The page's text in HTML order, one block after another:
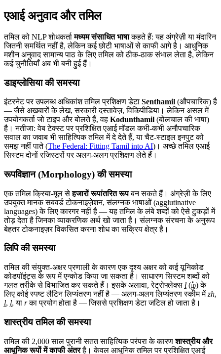
एआई अनुवाद और तमिल
तमिल को NLP शोधकर्तामध्यम संसाधित भाषाकहते हैं: यह अंग्रेज़ी या मंदारिन
जितनी समर्थित नहीं है, लेकिन कई छोटी भाषाओं से काफी आगे है। आधुनिक
मशीन अनुवाद सामान्य पाठ के लिए तमिल को ठीक-ठाक संभाल लेता है, लेकिन
कई चुनौतियाँ अब भी बनी हुई हैं।
डाइग्लोसिया की समस्या
इंटरनेट पर उपलब्ध अधिकांश तमिल प्रशिक्षण डेटा Senthamil (औपचारिक) है
— जैसे अखबारों के लेख, सरकारी दस्तावेज़, विकिपीडिया। लेकिन असल में
उपयोगकर्ता जो टाइप और बोलते हैं, वह Kodunthamil (बोलचाल की भाषा)
है। नतीजा: वेब टेक्स्ट पर प्रशिक्षित एआई मॉडल कभी-कभी अनौपचारिक
सवाल का जवाब भी साहित्यिक तमिल में दे देते हैं, या चैट-स्टाइल इनपुट को
समझ नहीं पाते (The Federal: Fitting Tamil into AI)। अच्छे तमिल एआई
सिस्टम दोनों रजिस्टरों पर अलग-अलग प्रशिक्षण लेते हैं।
रूपविज्ञान (Morphology) की समस्या
एक तमिल क्रिया-मूल सेहजारों रूपांतरित रूपबन सकते हैं। अंग्रेज़ी के लिए
उपयुक्त मानक सबवर्ड टोकनाइज़ेशन, संलग्नक भाषाओं (agglutinative
languages) के लिए कारगर नहीं है — यह तमिल के लंबे शब्दों को ऐसे टुकड़ों में
तोड़ देता है जिनका व्याकरणिक अर्थ खो जाता है। संलग्नक संरचना के अनुरूप
बेहतर टोकनाइज़र विकसित करना शोध का सक्रिय क्षेत्र है।
लिपि की समस्या
तमिल की संयुक्त-अक्षर प्रणाली के कारण एक दृश्य अक्षर को कई यूनिकोड
कोडपॉइंट्स के रूप में एन्कोड किया जा सकता है। साधारण सिस्टम शब्दों को
गलत तरीके से विभाजित कर सकते हैं। इसके अलावा, रेट्रोफ्लेक्स ḻ (ழ்) के
लिए कोई स्पष्ट लैटिन लिप्यंतरण नहीं है — अलग-अलग लिप्यंतरण स्कीम मेंzh,
ḻ, l̤, या rका प्रयोग होता है — जिससे प्रशिक्षण डेटा जटिल हो जाता है।
शास्त्रीय तमिल की समस्या
तमिल की 2,000 साल पुरानी सतत साहित्यिक परंपरा के कारणशास्त्रीय और
आधुनिक रूपों में काफी अंतरहै। केवल आधुनिक तमिल पर प्रशिक्षित एआई